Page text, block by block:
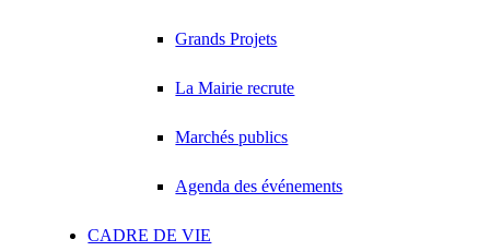
Grands Projets
La Mairie recrute
Marchés publics
Agenda des événements
CADRE DE VIE